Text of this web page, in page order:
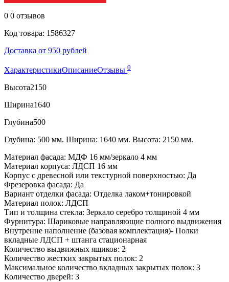
0 0 отзывов
Код товара: 1586327
Доставка от 950 рублей
ХарактеристикиОписаниеОтзывы 0
Высота2150
Ширина1640
Глубина500
Глубина: 500 мм. Ширина: 1640 мм. Высота: 2150 мм.
Материал фасада: МДФ 16 мм/зеркало 4 мм
Материал корпуса: ЛДСП 16 мм
Корпус с древесной или текстурной поверхностью: Да
Фрезеровка фасада: Да
Вариант отделки фасада: Отделка лаком+тонировкой
Материал полок: ЛДСП
Тип и толщина стекла: Зеркало серебро толщиной 4 мм
Фурнитура: Шариковые направляющие полного выдвижения
Внутренне наполнение (базовая комплектация)- Полки
вкладные ЛДСП + штанга стационарная
Количество выдвижных ящиков: 2
Количество жестких закрытых полок: 2
Максимальное количество вкладных закрытых полок: 3
Количество дверей: 3